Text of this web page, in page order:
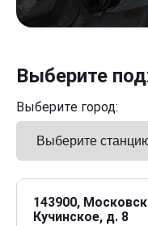
Выберите
Выберите город:
143900,
Кучинское, д. 8